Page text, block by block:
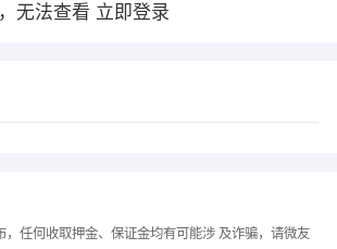
无法查看 立即登录
，任何收取押金、保证金均有可能涉 及诈骗，请微友